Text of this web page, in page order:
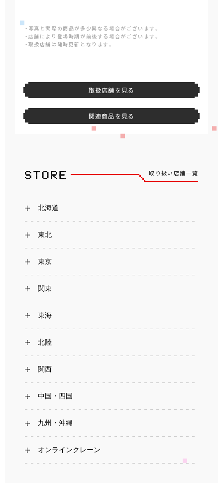
・写真と実際の商品が多少異なる場合がございます。
・店舗により登場時期が前後する場合がございます。
・取扱店舗は随時更新となります。
取扱店舗を見る
関連商品を見る
取り扱い店舗一覧
北海道
東北
東京
関東
東海
北陸
関西
中国・四国
九州・沖縄
オンラインクレーン